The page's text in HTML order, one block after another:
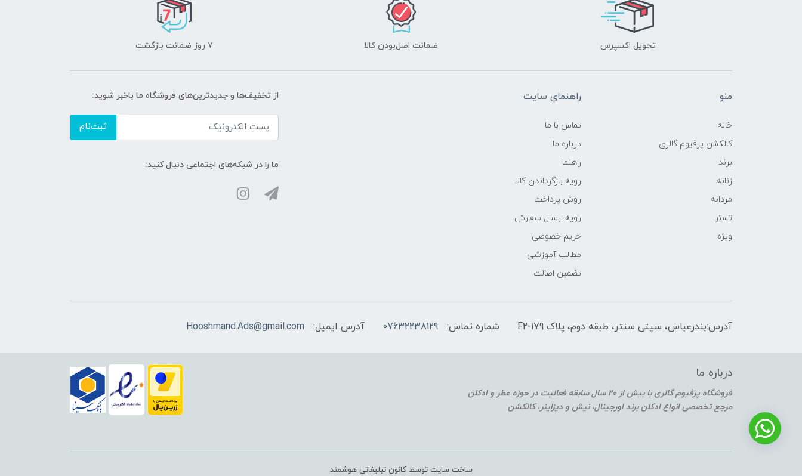
تحویل اکسپرس ضمانت اصل‌بودن کالا ۷ روز ضمانت بازگشت
منو
خانه
کالکشن پرفیوم گالری
برند
زنانه
مردانه
تستر
ویژه
راهنمای سایت
تماس با ما
درباره ما
راهنما
رویه‌ بازگرداندن کالا
روش پرداخت
رویه ارسال سفارش
حریم خصوصی
مطالب آموزشی
تضمین اصالت
از تخفیف‌ها و جدیدترین‌های فروشگاه ما باخبر شوید:
ثبت‌نام
ما را در شبکه‌های اجتماعی دنبال کنید:
آدرس:بندرعباس، سیتی سنتر، طبقه دوم، پلاک F2-179 شماره تماس: 07632238129 آدرس ایمیل: Hooshmand.Ads@gmail.com
درباره ما
فروشگاه پرفیوم گالری با بیش از 20 سال سابقه فعالیت در حوزه عطر و ادکلن
مرجع تخصصی انواع ادکلن برند اورجینال، نیش و دیزاینر، کالکشن
ساخت سایت توسط کانون تبلیغاتی هوشمند